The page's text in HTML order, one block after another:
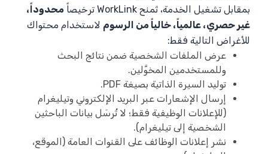
بمقابل تشغيل الخدمة، تَمنح WorkLink ترخيصاً
محدوداً،
غير حصري، عالمياً، خالياً من الرسوم لاستخدام محتواك
للأغراض التالية فقط:
عرض الملفات الشخصية ضمن نتائج البحث
وللمستخدمين المخوَّلين.
توليد السيرة الذاتية بصيغة PDF.
إرسال الإشعارات عبر البريد الإلكتروني وتيليغرام
(للإعلانات الوظيفية فقط؛ لا تُرسَل بيانات الباحثين
الشخصية إلى تيليغرام).
نشر إعلانات الوظائف على القنوات العامة (الموقع،